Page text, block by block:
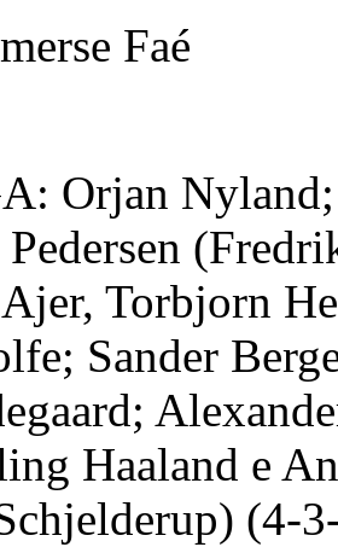
Faé
Orjan
Torbjorn
Sander
Haaland e
(4-